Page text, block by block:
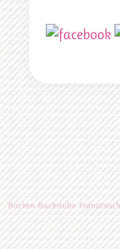
Backen Backstube